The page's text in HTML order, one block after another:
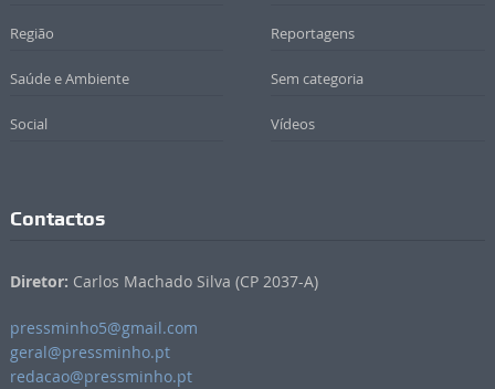
Região Reportagens
Saúde e Ambiente Sem categoria
Social Vídeos
Contactos
Diretor: Carlos Machado Silva (CP 2037-A)
pressminho5@gmail.com
geral@pressminho.pt
redacao@pressminho.pt